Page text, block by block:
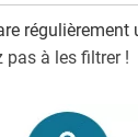
pas à les filtrer !